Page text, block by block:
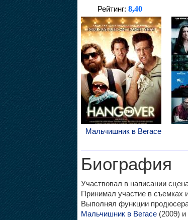
Рейтинг: 8,40
Мальчишник в Вегасе
Биография
Участвовал в написании
Принимал участие в съемках
Выполнял функции
Мальчишник в Вегасе(2009) и